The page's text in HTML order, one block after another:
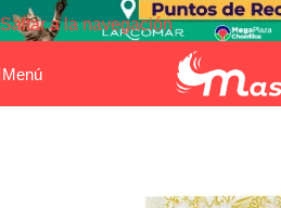
Saltar a la navegación
Saltar al contenido principal
Menú